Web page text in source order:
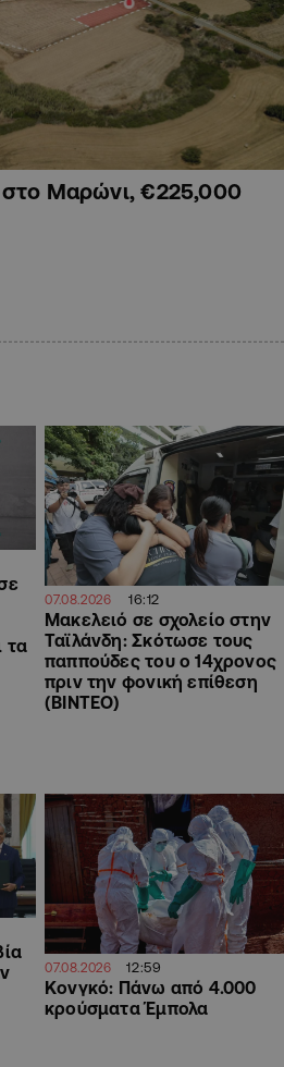
στο Μαρώνι, €225,000
τα
07.08.2026 16:12
Μακελειό σε σχολείο στην
Ταϊλάνδη: Σκότωσε τους
παππούδες του ο 14χρονος
πριν την φονική επίθεση
(ΒΙΝΤΕΟ)
07.08.2026 12:59
Κονγκό: Πάνω από 4.000
κρούσματα Έμπολα